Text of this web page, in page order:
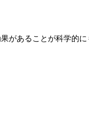
があることが科学的に